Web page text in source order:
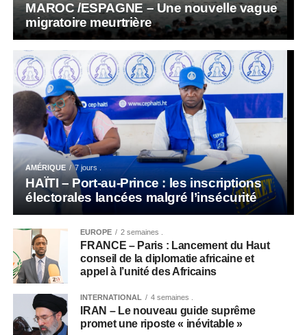
MAROC /ESPAGNE – Une nouvelle vague
migratoire meurtrière
AMÉRIQUE 7 jours .
HAÏTI – Port-au-Prince : les inscriptions
électorales lancées malgré l’insécurité
EUROPE 2 semaines .
FRANCE – Paris : Lancement du Haut
conseil de la diplomatie africaine et
appel à l’unité des Africains
INTERNATIONAL 4 semaines .
IRAN – Le nouveau guide suprême
promet une riposte « inévitable »